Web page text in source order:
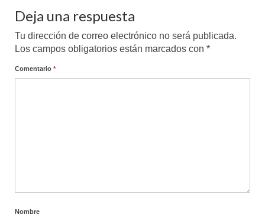
Deja una respuesta
Tu dirección de correo electrónico no será publicada.
Los campos obligatorios están marcados con *
Comentario *
Nombre